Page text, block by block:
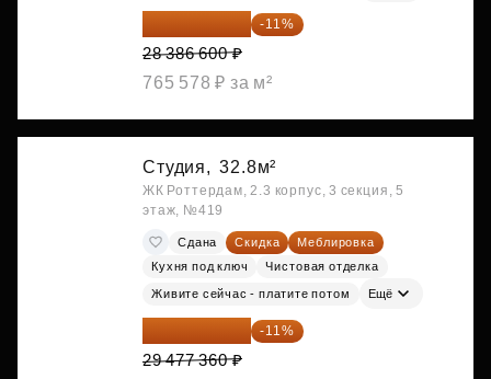
25 264 074 ₽ -11%
28 386 600 ₽
765 578 ₽ за м²
Студия, 32.8м²
ЖК Роттердам, 2.3 корпус, 3 секция, 5
этаж, №419
Сдана Скидка
Меблировка
Кухня под ключ
Чистовая отделка
Живите сейчас - платите потом Ещё
26 234 850 ₽ -11%
29 477 360 ₽